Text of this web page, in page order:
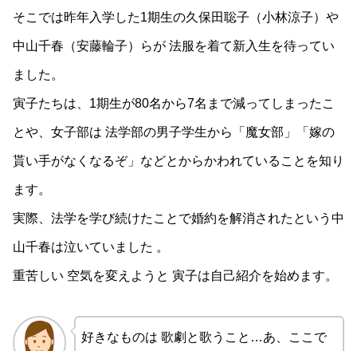
そこでは昨年入学した1期生の久保田聡子（小林涼子）や
中山千春（安藤輪子）らが 法服を着て新入生を待ってい
ました。
寅子たちは、1期生が80名から7名まで減ってしまったこ
とや、女子部は 法学部の男子学生から「魔女部」「嫁の
貰い手がなくなるぞ」などとからかわれていることを知り
ます。
実際、法学を学び続けたことで婚約を解消されたという中
山千春は泣いていました 。
重苦しい 空気を変えようと 寅子は自己紹介を始めます。
好きなものは 歌劇と歌うこと…あ、ここで